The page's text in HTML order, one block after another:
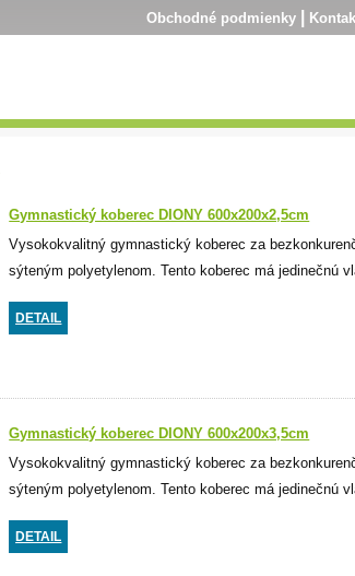
Obchodné podmienky
Gymnastický koberec DIONY 600x200x2,5cm
Vysokokvalitný gymnastický koberec za
sýteným polyetylenom. Tento koberec má jedinečnú
DETAIL
Gymnastický koberec DIONY 600x200x3,5cm
Vysokokvalitný gymnastický koberec za
sýteným polyetylenom. Tento koberec má jedinečnú
DETAIL